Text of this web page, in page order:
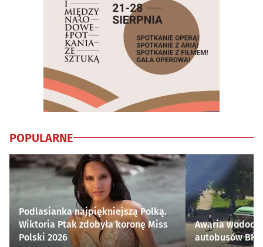
POPULARNE
Podlasianka najpiękniejszą Polką.
Wiktoria Ptak zdobyła koronę Miss
Polski 2026
Awaria
autobusów